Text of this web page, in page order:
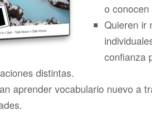
o
Quieren ir
confianza
distintas.
aprender vocabulario nuevo a